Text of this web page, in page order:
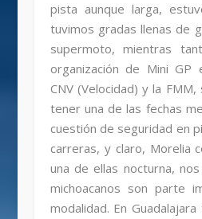
pista aunque larga,
tuvimos gradas llenas de
supermoto, mientras
organización de Mini GP
CNV (Velocidad) y la
tener una de las fechas
cuestión de seguridad en
carreras, y claro, Morelia
una de ellas nocturna,
michoacanos son parte
modalidad. En